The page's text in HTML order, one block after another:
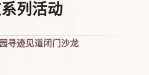
列活动
寻迹见道闭门沙龙